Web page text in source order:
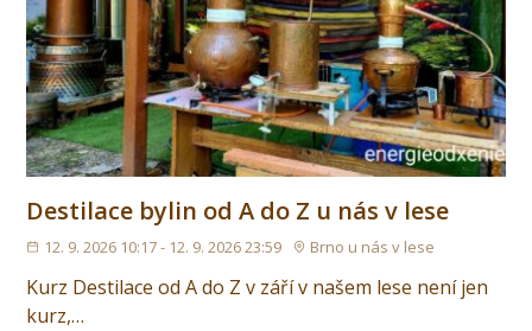
Destilace bylin od A do Z u nás v lese
12. 9. 2026 10:17 - 12. 9. 2026 23:59 Brno u nás v lese
Kurz Destilace od A do Z v září v našem lese není jen
kurz,…